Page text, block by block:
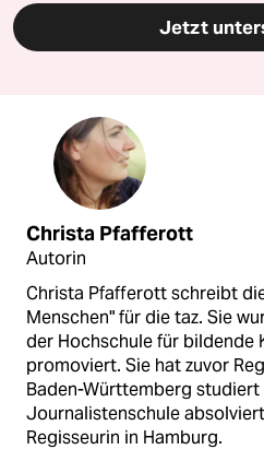
Jetzt
Christa Pfafferott
Autorin
Christa Pfafferott schreibt
Menschen" für die taz. Sie
der Hochschule für bildende
promoviert. Sie hat zuvor
Baden-Württemberg
Journalistenschule
Regisseurin in Hamburg.